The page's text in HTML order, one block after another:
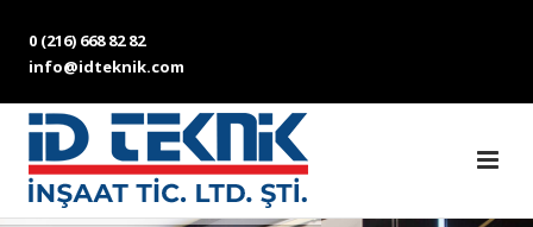
0 (216) 668 82 82
info@idteknik.com